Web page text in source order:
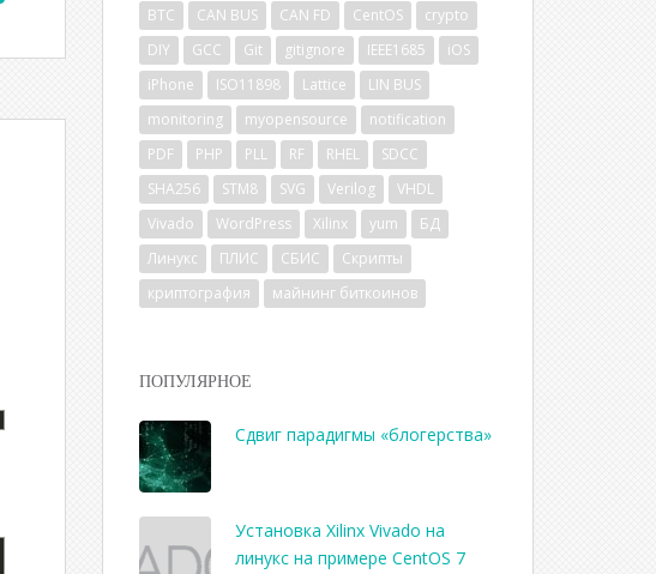
BTC
CAN BUS CAN FD CentOS
crypto
DIY
GCC Git gitignore IEEE1685
iOS
iPhone
ISO11898 Lattice
LIN BUS
monitoring
myopensource
notification
PDF
PHP PLL RF RHEL
SDCC
SHA256
STM8 SVG Verilog
VHDL
Vivado
WordPress Xilinx yum
БД
Линукс
ПЛИС СБИС
Скрипты
криптография
майнинг биткоинов
ПОПУЛЯРНОЕ
Сдвиг парадигмы «блогерства»
Установка Xilinx Vivado на
линукс на примере CentOS 7